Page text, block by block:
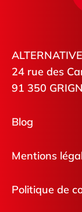
24 rue des
91 350
Blog
Mentions
Politique de